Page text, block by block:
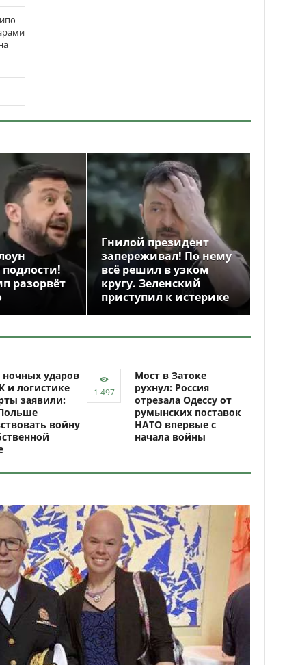
разорвёт
Гнилой президент
запереживал! По нему
всё решил в узком
кругу. Зеленский
приступил к истерике
ночных ударов
и логистике
заявили:
войну
Мост в Затоке
рухнул: Россия
отрезала Одессу от
румынских поставок
НАТО впервые с
начала войны